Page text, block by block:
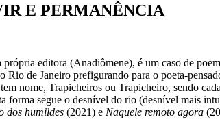
E PERMANÊNCIA
editora (Anadiômene), é um caso de
de Janeiro prefigurando para o poeta-
nome, Trapicheiros ou Trapicheiro, sendo
forma segue o desnível do rio (desnível mais
dos humildes (2021) e Naquele remoto agora